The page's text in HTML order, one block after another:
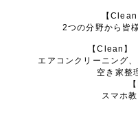
【
2つの分野から皆
【
エアコンクリーニング
空き家整
スマホ